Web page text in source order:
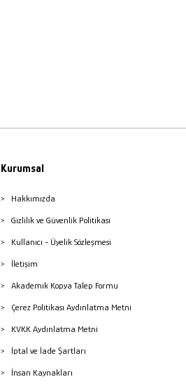
Kurumsal
Hakkımızda
Gizlilik ve Güvenlik Politikası
Kullanıcı - Üyelik Sözleşmesi
İletişim
Akademik Kopya Talep Formu
Çerez Politikası Aydınlatma Metni
KVKK Aydınlatma Metni
İptal ve İade Şartları
İnsan Kaynakları